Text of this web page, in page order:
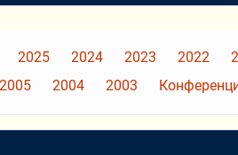
2025 2024 2023 2022
2005 2004 2003